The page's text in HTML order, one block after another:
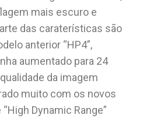
mais escuro e
das caraterísticas são
anterior “HP4”,
aumentado para 24
da imagem
muito com os novos
Dynamic Range”